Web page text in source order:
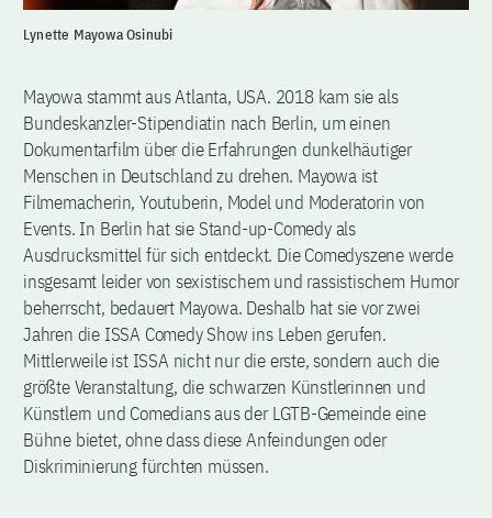
Lynette Mayowa Osinubi
Mayowa stammt aus Atlanta, USA. 2018 kam sie als
Bundeskanzler-Stipendiatin nach Berlin, um einen
Dokumentarfilm über die Erfahrungen dunkelhäutiger
Menschen in Deutschland zu drehen. Mayowa ist
Filmemacherin, Youtuberin, Model und Moderatorin von
Events. In Berlin hat sie Stand-up-Comedy als
Ausdrucksmittel für sich entdeckt. Die Comedyszene werde
insgesamt leider von sexistischem und rassistischem Humor
beherrscht, bedauert Mayowa. Deshalb hat sie vor zwei
Jahren die ISSA Comedy Show ins Leben gerufen.
Mittlerweile ist ISSA nicht nur die erste, sondern auch die
größte Veranstaltung, die schwarzen Künstlerinnen und
Künstlern und Comedians aus der LGTB-Gemeinde eine
Bühne bietet, ohne dass diese Anfeindungen oder
Diskriminierung fürchten müssen.